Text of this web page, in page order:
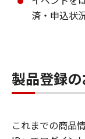
済・申込状
製品登録
これまでの商品